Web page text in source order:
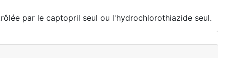
par le captopril seul ou l'hydrochlorothiazide seul.